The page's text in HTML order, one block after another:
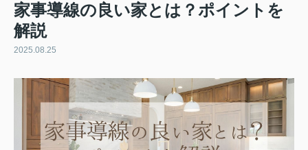
家事導線の良い家とは？ポイントを
解説
2025.08.25